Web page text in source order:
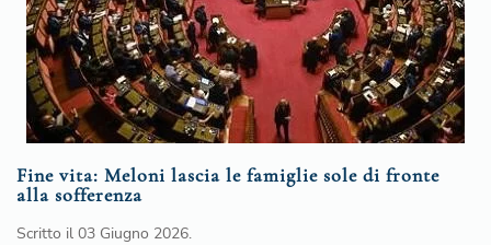
Fine vita: Meloni lascia le famiglie sole di fronte
alla sofferenza
Scritto il 03 Giugno 2026.